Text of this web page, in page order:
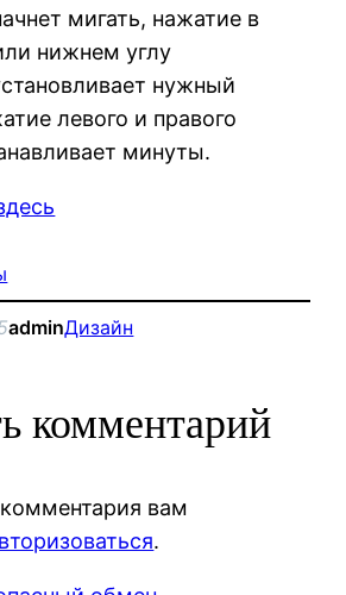
мигать, нажатие в
нижнем углу
нужный
левого и правого
минуты.
adminДизайн
комментарий
вам
.